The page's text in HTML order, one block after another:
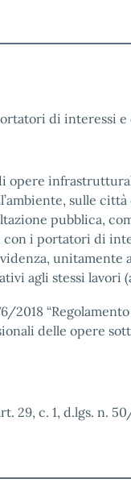
di interessi
opere
sulle città
pubblica,
i portatori di
unitamente
agli stessi lavori
2018
delle opere
29, c. 1, d.lgs. n.